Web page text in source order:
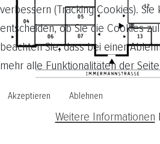
verbessern (Tracking Cookies).
entscheiden, ob Sie die Cookies
beachten Sie, dass bei einer
mehr alle Funktionalitäten der
Akzeptieren Ablehnen
Weitere Informationen |